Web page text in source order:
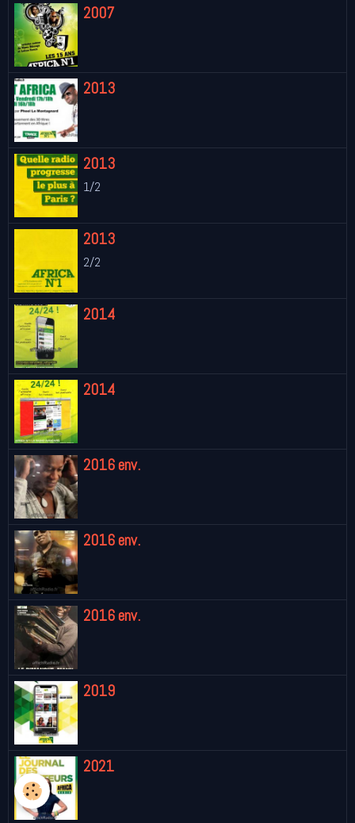
2007
2013
2013
1/2
2013
2/2
2014
2014
2016 env.
2016 env.
2016 env.
2019
2021